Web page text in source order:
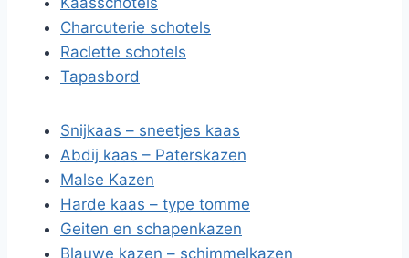
Charcuterie schotels
Raclette schotels
Tapasbord
Snijkaas – sneetjes kaas
Abdij kaas – Paterskazen
Malse Kazen
Harde kaas – type tomme
Geiten en schapenkazen
Blauwe kazen – schimmelkazen